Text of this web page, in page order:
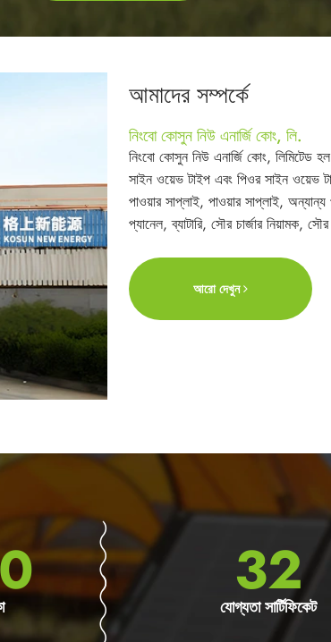
আমাদের সম্পর্কে
নিংবো কোসুন নিউ এনার্জি কোং, লি.
নিংবো কোসুন নিউ এনার্জি কোং, লিমিটেড
সাইন ওয়েভ টাইপ এবং পিওর সাইন ওয়েভ
পাওয়ার সাপ্লাই, পাওয়ার সাপ্লাই, অন্যান্য
প্যানেল, ব্যাটারি, সৌর চার্জার নিয়ামক,
আরো দেখুন
50
যোগ্যতা সার্টিফিকেট